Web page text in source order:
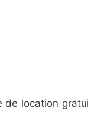
de location